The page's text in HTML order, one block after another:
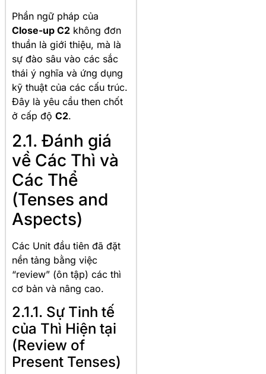
Phần ngữ pháp của
Close-up C2 không đơn
thuần là giới thiệu, mà là
sự đào sâu vào các sắc
thái ý nghĩa và ứng dụng
kỹ thuật của các cấu trúc.
Đây là yêu cầu then chốt
ở cấp độ C2.
2.1. Đánh giá
về Các Thì và
Các Thể
(Tenses and
Aspects)
Các Unit đầu tiên đã đặt
nền tảng bằng việc
“review” (ôn tập) các thì
cơ bản và nâng cao.
2.1.1. Sự Tinh tế
của Thì Hiện tại
(Review of
Present Tenses)